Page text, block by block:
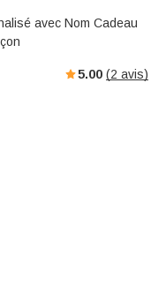
avec Nom Cadeau
5.00 (2 avis)